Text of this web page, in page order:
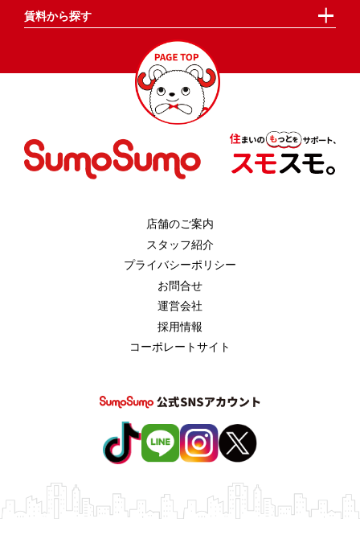
賃料から探す
店舗のご案内
スタッフ紹介
プライバシーポリシー
お問合せ
運営会社
採用情報
コーポレートサイト